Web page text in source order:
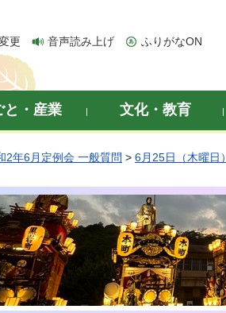
更 音声読み上げ ふりがなON
と・産業 文化・教育
2年6月定例会 一般質問 > 6月25日（木曜日）